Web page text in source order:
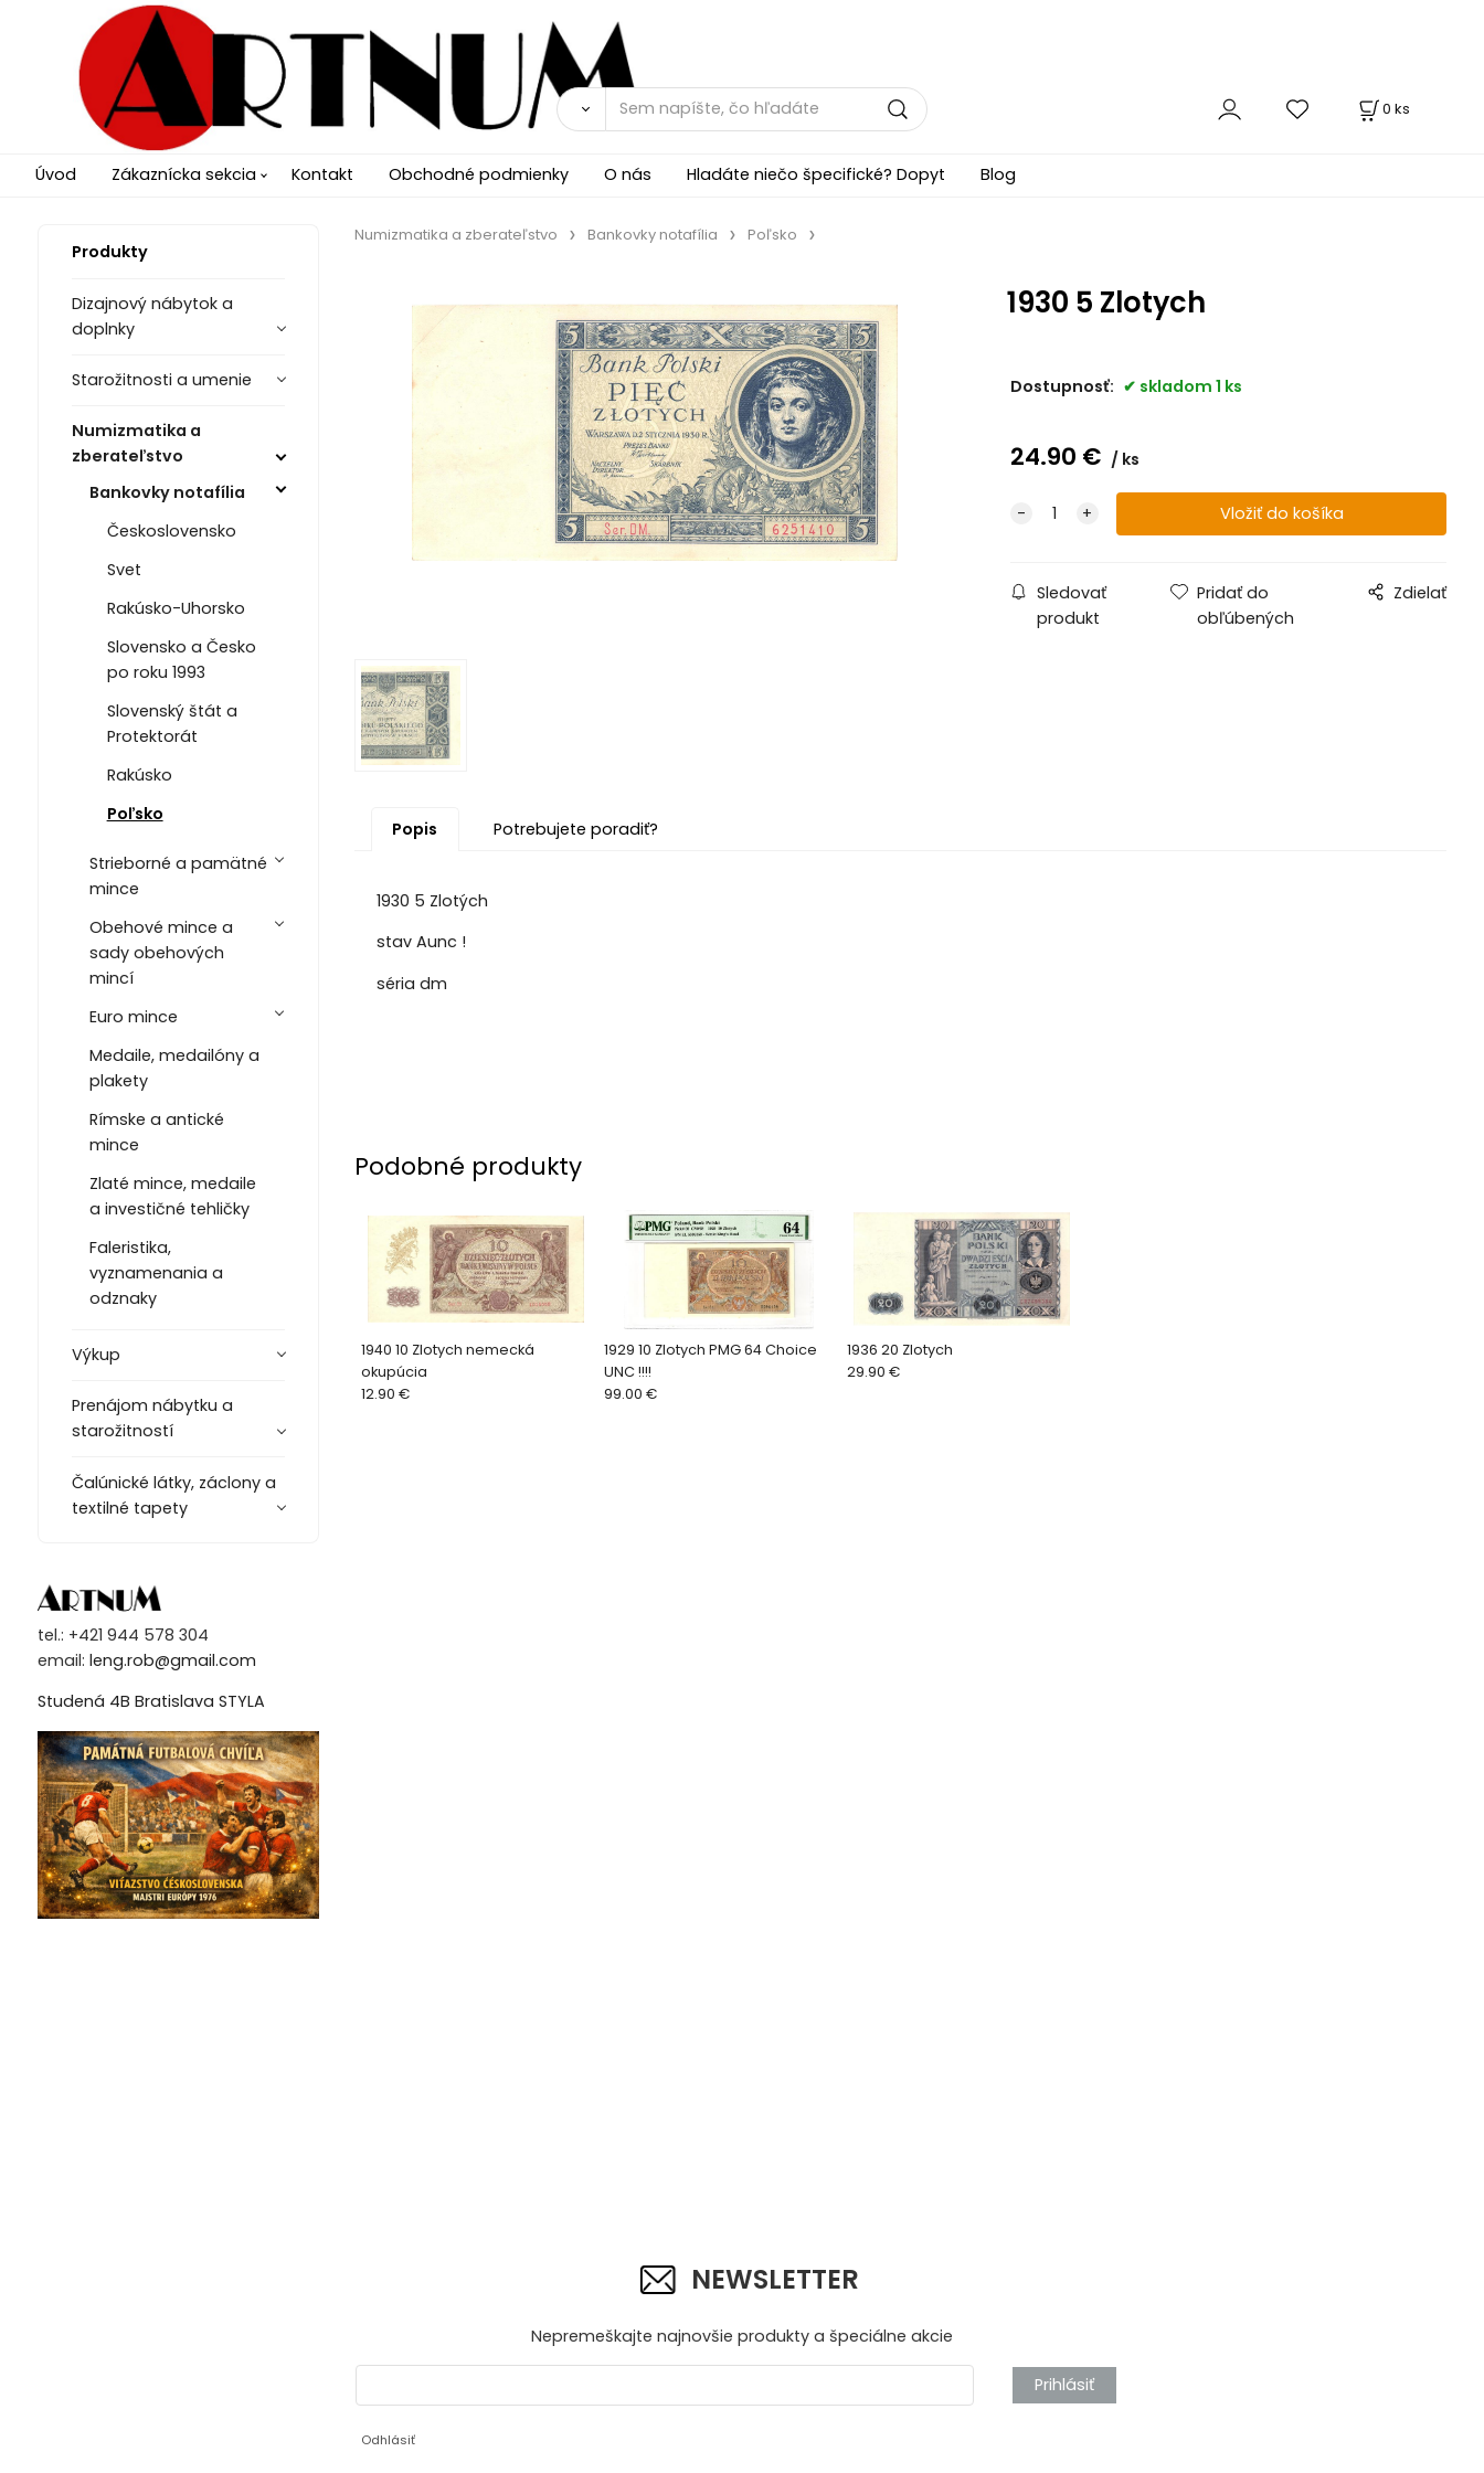
0 ks
Úvod Zákaznícka sekcia Kontakt Obchodné podmienky O nás Hladáte niečo špecifické? Dopyt Blog
Produkty
Dizajnový nábytok a
doplnky
Starožitnosti a umenie
Numizmatika a
zberateľstvo
Bankovky notafília
Československo
Svet
Rakúsko-Uhorsko
Slovensko a Česko
po roku 1993
Slovenský štát a
Protektorát
Rakúsko
Poľsko
Strieborné a pamätné
mince
Obehové mince a
sady obehových
mincí
Euro mince
Medaile, medailóny a
plakety
Rímske a antické
mince
Zlaté mince, medaile
a investičné tehličky
Faleristika,
vyznamenania a
odznaky
Výkup
Prenájom nábytku a
starožitností
Čalúnické látky, záclony a
textilné tapety
tel.: +421 944 578 304
email: leng.rob@gmail.com
Studená 4B Bratislava STYLA
Numizmatika a zberateľstvo Bankovky notafília Poľsko
1930 5 Zlotych
Dostupnosť: skladom 1 ks
24.90 € ks
Sledovať
produkt
Pridať do
obľúbených
Zdielať
Popis Potrebujete poradiť?
1930 5 Zlotých
stav Aunc !
séria dm
Podobné produkty
1940 10 Zlotych nemecká
okupúcia
12.90 €
1929 10 Zlotych PMG 64 Choice
UNC !!!!
99.00 €
1936 20 Zlotych
29.90 €
NEWSLETTER
Nepremeškajte najnovšie produkty a špeciálne akcie
Prihlásiť
Odhlásiť